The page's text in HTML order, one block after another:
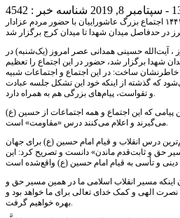
شناسه خبر : 4542
هم‌زمان با هشتم محرم‌الحرام سال ۱۴۴۱ اجتماع بزرگ عاشوراییان با حضور مردم عزادار
در حدفاصل میدان شهدا تا میدان کرج برگزار شد
، آیت‌الله حسینی همدانی عصر امروز (یک‌شنبه) در
شهدا برگزار شد، حضور در این اجتماع را تعظیم
خاطرنشان ساخت: در این اجتماع و اجتماعات شبیه
که گذشته از اینکه خود این تشکل جلسه عبادت
و تقواست، پیام‌های بزرگی هم به همراه دارد.
پیامی که این اجتماع و همه اجتماعات از حسین (ع)
می‌گیرند و اعلام می‌کنند درس «مقاومت» است.
درس انقلاب و قیام امام حسین (ع) برای جهان
حق و ثابت‌قدم ماندن» دانست و تصریح کرد: این
اینکه مسیر انقلاب اسلامی ما در همین مسیر حق و
الهی و کمک خدای تعالی برای ما خواهد بود و
بهره خواهیم گرفت.